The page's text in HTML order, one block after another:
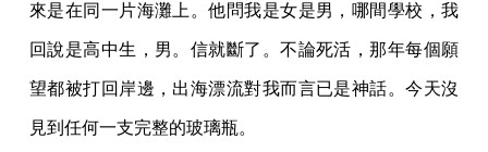
來是在同一片海灘上。他問我是女是男，哪間學校，我
回說是高中生，男。信就斷了。不論死活，那年每個願
望都被打回岸邊，出海漂流對我而言已是神話。今天沒
見到任何一支完整的玻璃瓶。